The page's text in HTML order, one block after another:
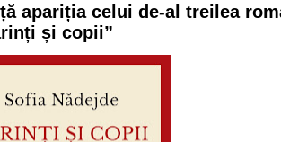
apariția celui de-al treilea
și copii”